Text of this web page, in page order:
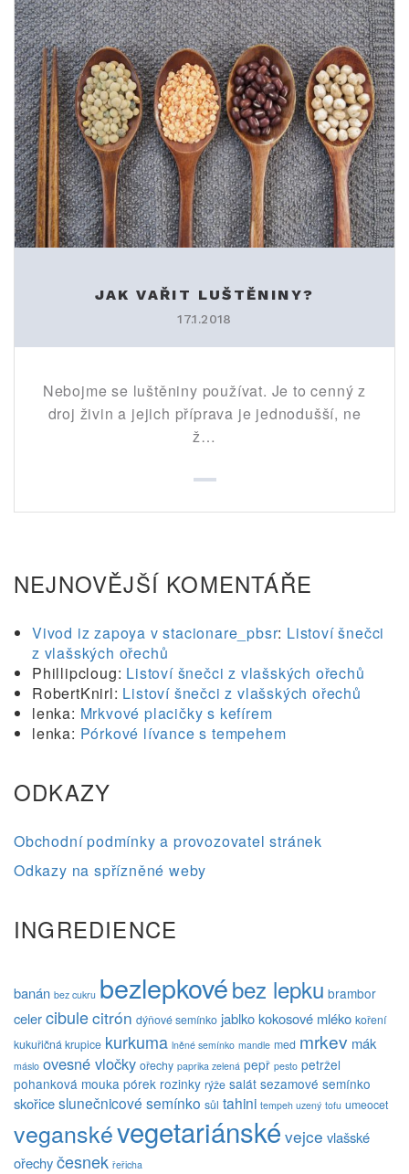
JAK VAŘIT LUŠTĚNINY?
17.1.2018
Nebojme se luštěniny používat. Je to cenný z
droj živin a jejich příprava je jednodušší, ne
ž…
NEJNOVĚJŠÍ KOMENTÁŘE
Vivod iz zapoya v stacionare_pbsr: Listoví šnečci
z vlašských ořechů
Phillipcloug: Listoví šnečci z vlašských ořechů
RobertKnirl: Listoví šnečci z vlašských ořechů
lenka: Mrkvové placičky s kefírem
lenka: Pórkové lívance s tempehem
ODKAZY
Obchodní podmínky a provozovatel stránek
Odkazy na spřízněné weby
INGREDIENCE
banán bez cukru bezlepkovébez lepku brambor
celercibulecitrón dýňové semínko jablkokokosové mléko koření
kukuřičná krupice kurkuma lněné semínko mandle med mrkev mák
máslo ovesné vločky ořechy paprika zelená pepř pesto petržel
pohanková mouka pórek rozinky rýže salát sezamové semínko
skořiceslunečnicové semínko sůl tahini tempeh uzený tofu umeocet
veganskévegetariánské vejce vlašské
ořechyčesnek řeřicha